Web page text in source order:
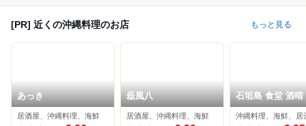
[PR] 近くの沖縄料理のお店 もっと見る
あっき
居酒屋、沖縄料理、海鮮
磊風八
居酒屋、沖縄料理、海鮮
石垣島 食堂 酒晴
沖縄料理、海鮮、居